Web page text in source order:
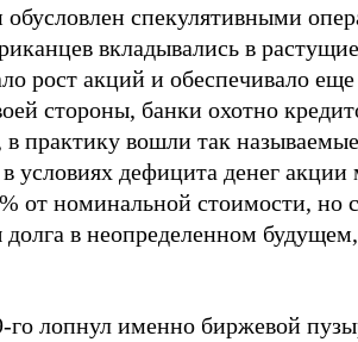
спекулятивными
вкладывались в
рост акций и обеспечивало
стороны, банки охотно
практику вошли так называемые
условиях дефицита денег
от номинальной стоимости, но с
долга в неопределенном
го лопнул именно биржевой